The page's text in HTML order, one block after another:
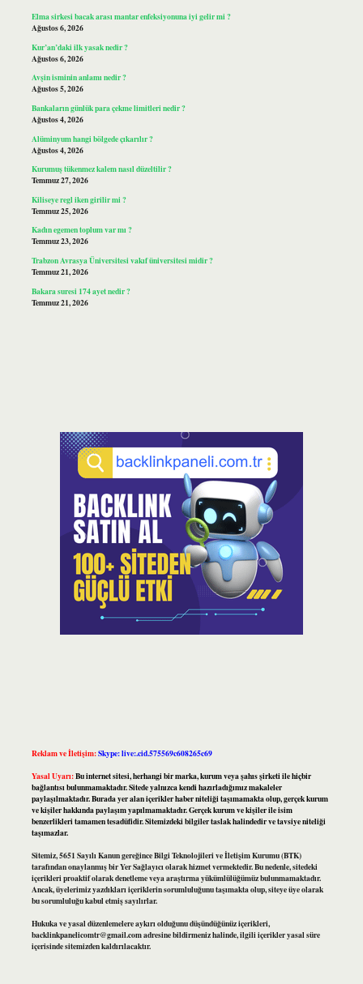
Elma sirkesi bacak arası mantar enfeksiyonuna iyi gelir mi ?
Ağustos 6, 2026
Kur’an’daki ilk yasak nedir ?
Ağustos 6, 2026
Avşin isminin anlamı nedir ?
Ağustos 5, 2026
Bankaların günlük para çekme limitleri nedir ?
Ağustos 4, 2026
Alüminyum hangi bölgede çıkarılır ?
Ağustos 4, 2026
Kurumuş tükenmez kalem nasıl düzeltilir ?
Temmuz 27, 2026
Kiliseye regl iken girilir mi ?
Temmuz 25, 2026
Kadın egemen toplum var mı ?
Temmuz 23, 2026
Trabzon Avrasya Üniversitesi vakıf üniversitesi midir ?
Temmuz 21, 2026
Bakara suresi 174 ayet nedir ?
Temmuz 21, 2026
Reklam ve İletişim:Skype: live:.cid.575569c608265c69
Yasal Uyarı:Bu internet sitesi, herhangi bir marka, kurum veya şahıs şirketi ile hiçbir
bağlantısı bulunmamaktadır. Sitede yalnızca kendi hazırladığımız makaleler
paylaşılmaktadır. Burada yer alan içerikler haber niteliği taşımamakta olup, gerçek kurum
ve kişiler hakkında paylaşım yapılmamaktadır. Gerçek kurum ve kişiler ile isim
benzerlikleri tamamen tesadüfidir. Sitemizdeki bilgiler taslak halindedir ve tavsiye niteliği
taşımazlar.
Sitemiz, 5651 Sayılı Kanun gereğince Bilgi Teknolojileri ve İletişim Kurumu (BTK)
tarafından onaylanmış bir Yer Sağlayıcı olarak hizmet vermektedir. Bu nedenle, sitedeki
içerikleri proaktif olarak denetleme veya araştırma yükümlülüğümüz bulunmamaktadır.
Ancak, üyelerimiz yazdıkları içeriklerin sorumluluğunu taşımakta olup, siteye üye olarak
bu sorumluluğu kabul etmiş sayılırlar.
Hukuka ve yasal düzenlemelere aykırı olduğunu düşündüğünüz içerikleri,
backlinkpanelicomtr@gmail.comadresine bildirmeniz halinde, ilgili içerikler yasal süre
içerisinde sitemizden kaldırılacaktır.